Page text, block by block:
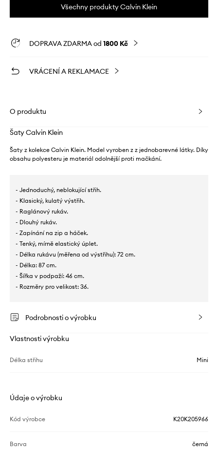
Všechny produkty Calvin Klein
DOPRAVA ZDARMA od 1800 Kč
VRÁCENÍ A REKLAMACE
O produktu
Šaty Calvin Klein
Šaty z kolekce Calvin Klein. Model vyroben z z jednobarevné látky. Díky
obsahu polyesteru je materiál odolnější proti mačkání.
- Jednoduchý, neblokující střih.
- Klasický, kulatý výstřih.
- Raglánový rukáv.
- Dlouhý rukáv.
- Zapínání na zip a háček.
- Tenký, mírně elastický úplet.
- Délka rukávu (měřena od výstřihu): 72 cm.
- Délka: 87 cm.
- Šířka v podpaží: 46 cm.
- Rozměry pro velikost: 36.
Podrobnosti o výrobku
Vlastnosti výrobku
Délka střihu Mini
Údaje o výrobku
Kód výrobce K20K205966
Barva černá